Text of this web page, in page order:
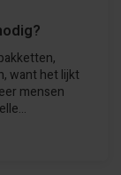
want het lijkt
mensen